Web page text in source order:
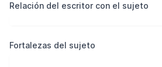
Relación del escritor con el sujeto
Fortalezas del sujeto